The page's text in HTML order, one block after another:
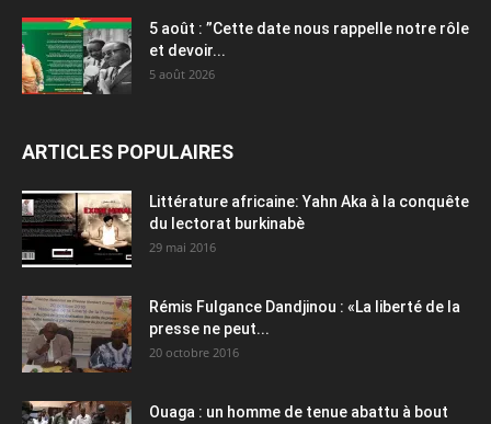
5 août : ”Cette date nous rappelle notre rôle
et devoir...
5 août 2026
ARTICLES POPULAIRES
Littérature africaine: Yahn Aka à la conquête
du lectorat burkinabè
29 mai 2016
Rémis Fulgance Dandjinou : «La liberté de la
presse ne peut...
20 octobre 2016
Ouaga : un homme de tenue abattu à bout